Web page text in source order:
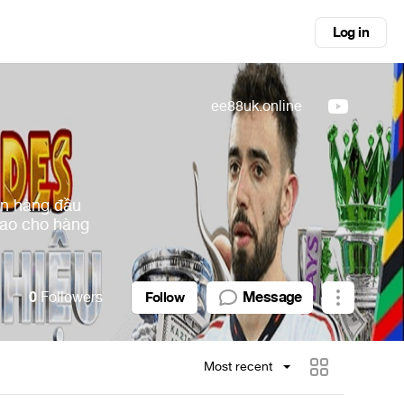
Log in
hàng đầu
cho hàng
ee88uk.online
0 Followers Follow Message
Most recent